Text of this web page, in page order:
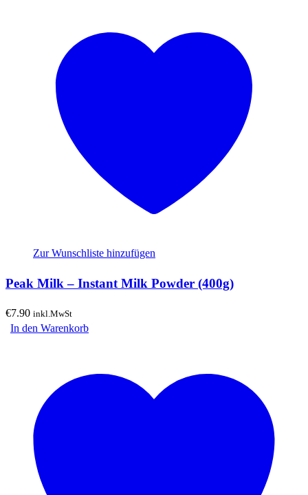
Zur Wunschliste hinzufügen
Peak Milk – Instant Milk Powder (400g)
€7.90 inkl.MwSt
In den Warenkorb